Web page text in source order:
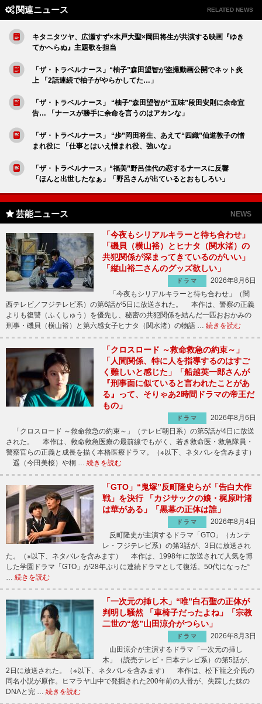
関連ニュース RELATED NEWS
キタニタツヤ、広瀬すず×木戸大聖×岡田将生が共演する映画『ゆき
てかへらぬ』主題歌を担当
「ザ・トラベルナース」“柚子”森田望智が盗撮動画公開でネット炎
上 「2話連続で柚子がやらかしてた…」
「ザ・トラベルナース」 “柚子”森田望智が“五味”段田安則に余命宣
告… 「ナースが勝手に余命を言うのはアカンな」
「ザ・トラベルナース」 “歩”岡田将生、あえて“四織”仙道敦子の憎
まれ役に 「仕事とはいえ憎まれ役、強いな」
「ザ・トラベルナース」“福美”野呂佳代の恋するナースに反響
「ほんと出世したなぁ」「野呂さんが出ているとおもしろい」
芸能ニュース NEWS
「今夜もシリアルキラーと待ち合わせ」
「磯貝（横山裕）とヒナタ（関水渚）の
共犯関係が深まってきているのがいい」
「縦山裕二さんのグッズ欲しい」
ドラマ
2026年8月6日
「今夜もシリアルキラーと待ち合わせ」（関
西テレビ／フジテレビ系）の第6話が5日に放送された。 本作は、警察の正義
よりも復讐（ふくしゅう）を優先し、秘密の共犯関係を結んだ一匹おおかみの
刑事・磯貝（横山裕）と第六感女子ヒナタ（関水渚）の物語 … 続きを読む
「クロスロード ～救命救急の約束～」
「人間関係、特に人を指導するのはすご
く難しいと感じた」「船越英一郎さんが
『刑事面に似ていると言われたことがあ
る』って、そりゃあ2時間ドラマの帝王だ
もの」
ドラマ
2026年8月6日
「クロスロード ～救命救急の約束～」（テレビ朝日系）の第5話が4日に放送
された。 本作は、救命救急医療の最前線でもがく、若き救命医・救急隊員・
警察官らの正義と成長を描く本格医療ドラマ。（※以下、ネタバレを含みます）
遥（今田美桜）や桐 … 続きを読む
「GTO」“鬼塚”反町隆史らが「告白大作
戦」を決行 「カジサックの娘・梶原叶渚
は華がある」「黒幕の正体は誰」
ドラマ
2026年8月4日
反町隆史が主演するドラマ「GTO」（カンテ
レ・フジテレビ系）の第3話が、3日に放送され
た。（※以下、ネタバレを含みます） 本作は、1998年に放送されて人気を博
した学園ドラマ「GTO」が28年ぶりに連続ドラマとして復活。50代になった“
… 続きを読む
「一次元の挿し木」“唯”白石聖の正体が
判明し騒然 「車椅子だったよね」「宗教
二世の“悠”山田涼介がつらい」
ドラマ
2026年8月3日
山田涼介が主演するドラマ「一次元の挿し
木」（読売テレビ・日本テレビ系）の第5話が、
2日に放送された。（※以下、ネタバレを含みます） 本作は、松下龍之介氏の
同名小説が原作。ヒマラヤ山中で発掘された200年前の人骨が、失踪した妹の
DNAと完 … 続きを読む